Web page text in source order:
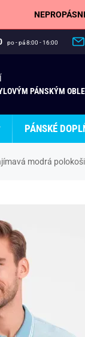
po - pá 8:00 - 16:00
PÁNSKÝM
PÁNSKÉ
modrá